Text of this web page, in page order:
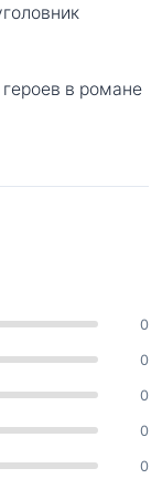
в романе
0
0
0
0
0